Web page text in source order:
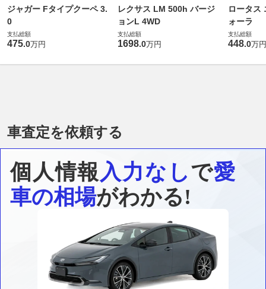
ジャガー Fタイプクーペ 3.
0
支払総額
475.0万円
レクサス LM 500h バージ
ョンL 4WD
支払総額
1698.0万円
ロータス
ォーラ
支払総額
448.0万円
車査定を依頼する
個人情報 入力なしで愛
車の相場がわかる!